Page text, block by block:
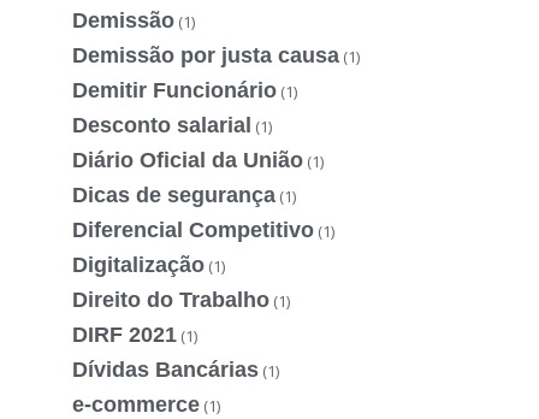
Demissão (1)
Demissão por justa causa (1)
Demitir Funcionário (1)
Desconto salarial (1)
Diário Oficial da União (1)
Dicas de segurança (1)
Diferencial Competitivo (1)
Digitalização (1)
Direito do Trabalho (1)
DIRF 2021 (1)
Dívidas Bancárias (1)
e-commerce (1)